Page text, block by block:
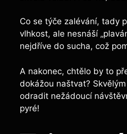
Co se ​týče⁤ zalévání, tady
vlhkost, ‍ale ⁣nesnáší
nejdříve do sucha, což
A ‌nakonec, chtělo by to
dokážou naštvat?
odradit nežádoucí​
pyré!